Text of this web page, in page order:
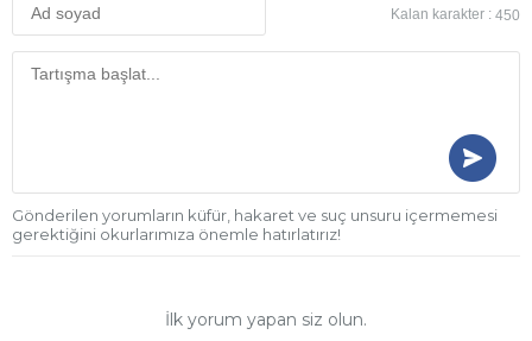
Kalan karakter : 450
Gönderilen yorumların küfür, hakaret ve suç unsuru içermemesi
gerektiğini okurlarımıza önemle hatırlatırız!
İlk yorum yapan siz olun.